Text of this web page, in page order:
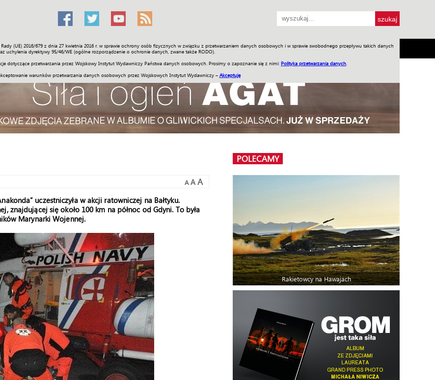
(UE) 2016/679 z dnia 27 kwietnia 2016 r. w sprawie ochrony osób fizycznych w związku z przetwarzaniem danych osobowych i w sprawie swobodnego przepływu takich danych
uchylenia dyrektywy 95/46/WE (ogólne rozporządzenie o ochronie danych, zwane także RODO).
dotyczące przetwarzania przez Wojskowy Instytut Wydawniczy Państwa danych osobowych. Prosimy o zapoznanie się z nimi: Polityka przetwarzania danych
warunków przetwarzania danych osobowych przez Wojskowych Instytut Wydawniczy – Akceptuję
Społeczność Sport Historia Galerie Wideo ENGLISH SKLEP Jednodniówki Praca w WIW
A A A
uczestniczyła w akcji ratowniczej na Bałtyku.
znajdującej się około 100 km na północ od Gdyni. To była
Marynarki Wojennej.
POLECAMY
Rakietowcy na Hawajach